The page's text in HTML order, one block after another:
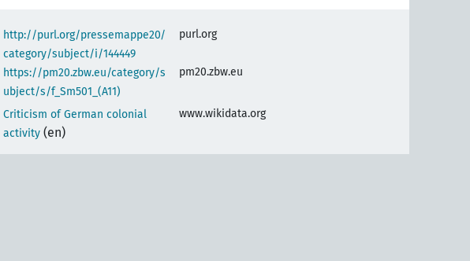
http://purl.org/pressemappe20/
category/subject/i/144449
purl.org
https://pm20.zbw.eu/category/s
ubject/s/f_Sm501_(A11)
pm20.zbw.eu
Criticism of German colonial
activity (en)
www.wikidata.org